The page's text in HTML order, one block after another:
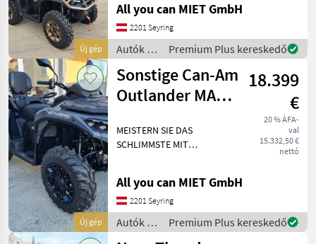
Új gép
(DPS) sorgt für mehr
Komfort und ein besseres
Lenkgefühl in jeder
Situation: ob bei engen W
All you can MIET GmbH
2201 Seyring
Autók /
Motorkerékpárok
/
Sonstige
Premium Plus kereskedő
Új gép
Sonstige Can-Am
Outlander MAX
18.399
€
20 % ÁFA-
val
15.332,50 €
nettó
MEISTERN SIE DAS
SCHLIMMSTE MIT
(DPS) sorgt für mehr
Komfort und ein besseres
Lenkgefühl in jeder
Situation: ob bei engen W
All you can MIET GmbH
2201 Seyring
Autók /
Motorkerékpárok
Premium Plus kereskedő